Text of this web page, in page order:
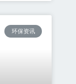
环保资讯